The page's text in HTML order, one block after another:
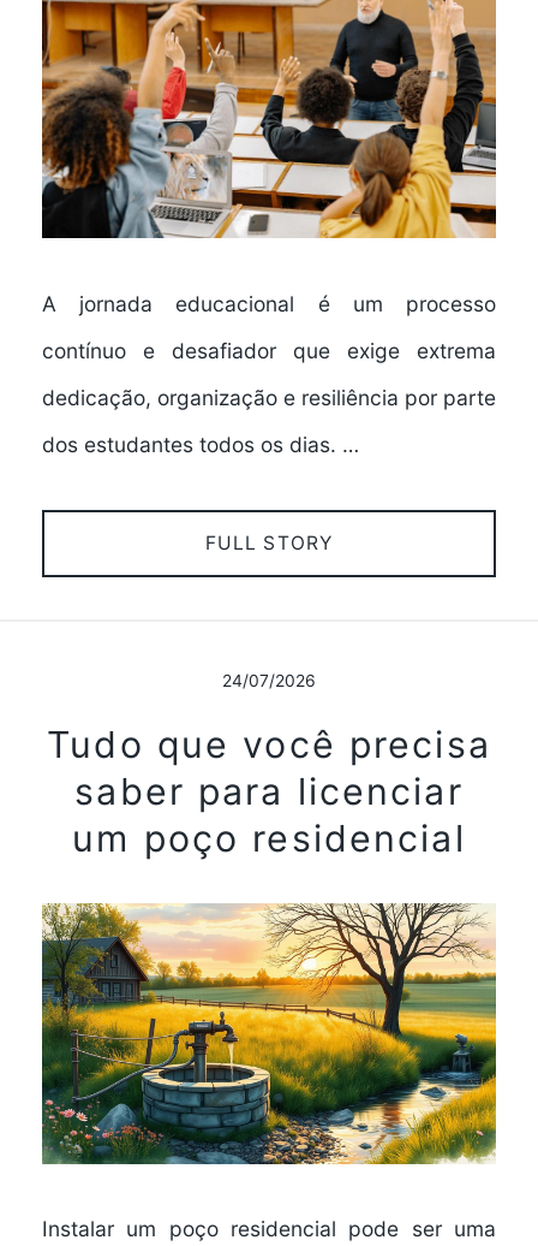
A jornada educacional é um processo
contínuo e desafiador que exige extrema
dedicação, organização e resiliência por parte
dos estudantes todos os dias. …
FULL STORY
24/07/2026
Tudo que você precisa
saber para licenciar
um poço residencial
Instalar um poço residencial pode ser uma